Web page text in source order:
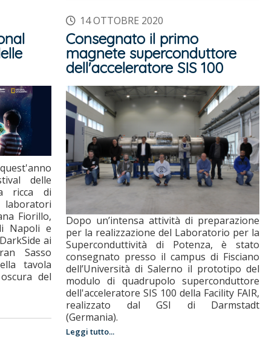
delle
ricca di
Fiorillo,
Napoli e
ai
Sasso
tavola
del
14 OTTOBRE 2020
Consegnato il primo
magnete superconduttore
dell'acceleratore SIS 100
Dopo un’intensa attività di preparazione
per la realizzazione del Laboratorio per la
Superconduttività di Potenza, è stato
consegnato presso il campus di Fisciano
dell’Università di Salerno il prototipo del
modulo di quadrupolo superconduttore
dell'acceleratore SIS 100 della Facility FAIR,
realizzato dal GSI di Darmstadt
(Germania).
Leggi tutto...